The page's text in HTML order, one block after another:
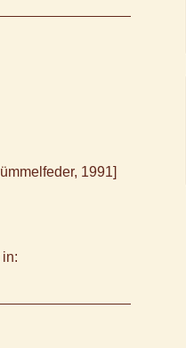
1991]